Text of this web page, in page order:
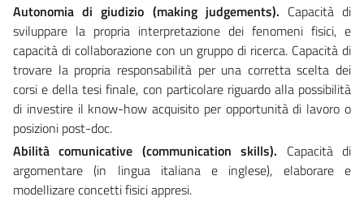
Autonomia di giudizio (making judgements). Capacità di
sviluppare la propria interpretazione dei fenomeni fisici, e
capacità di collaborazione con un gruppo di ricerca. Capacità di
trovare la propria responsabilità per una corretta scelta dei
corsi e della tesi finale, con particolare riguardo alla possibilità
di investire il know-how acquisito per opportunità di lavoro o
posizioni post-doc.
Abilità comunicative (communication skills). Capacità di
argomentare (in lingua italiana e inglese), elaborare e
modellizare concetti fisici appresi.